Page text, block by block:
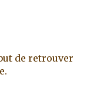
de retrouver